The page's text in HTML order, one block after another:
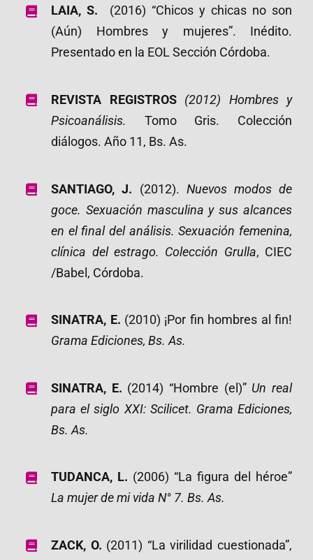
LAIA, S. (2016) “Chicos y chicas no son
(Aún) Hombres y mujeres”. Inédito.
Presentado en la EOL Sección Córdoba.
REVISTA REGISTROS(2012) Hombres y
Psicoanálisis.
Tomo Gris. Colección
diálogos. Año 11, Bs. As.
SANTIAGO, J. (2012). Nuevos modos de
goce. Sexuación masculina y sus alcances
en el final del análisis. Sexuación femenina,
clínica del estrago. Colección Grulla, CIEC
/Babel, Córdoba.
SINATRA, E. (2010) ¡Por fin hombres al fin!
Grama Ediciones, Bs. As.
SINATRA, E. (2014) “Hombre (el)” Un real
para el siglo XXI: Scilicet. Grama Ediciones,
Bs. As.
TUDANCA, L. (2006) “La figura del héroe”
La mujer de mi vida N° 7. Bs. As.
ZACK, O. (2011) “La virilidad cuestionada”,